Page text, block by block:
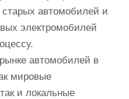
автомобилей и
электромобилей
автомобилей в
мировые
и локальные